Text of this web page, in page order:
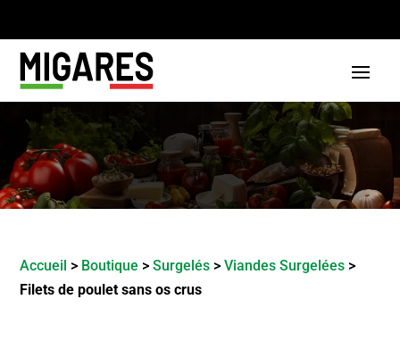
Accueil > Boutique >Surgelés >Viandes Surgelées >
Filets de poulet sans os crus